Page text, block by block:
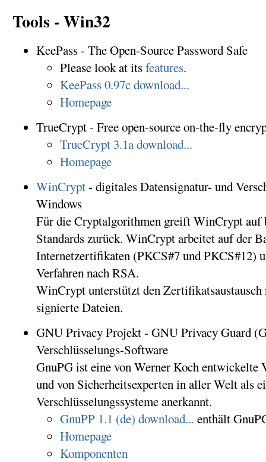
Tools - Win32
KeePass - The Open-Source Password Safe
Please look at itsfeatures.
KeePass 0.97c download...
Homepage
TrueCrypt - Free open-source on-the-fly
TrueCrypt 3.1a download...
Homepage
WinCrypt- digitales Datensignatur- und
Windows
Für die Cryptalgorithmen greift WinCrypt auf
Standards zurück. WinCrypt arbeitet auf der
Internetzertifikaten (PKCS#7 und PKCS#12)
Verfahren nach RSA.
WinCrypt unterstützt den Zertifikatsaustausch
signierte Dateien.
GNU Privacy Projekt - GNU Privacy Guard
Verschlüsselungs-Software
GnuPG ist eine von Werner Koch entwickelte
und von Sicherheitsexperten in aller Welt als
Verschlüsselungssysteme anerkannt.
GnuPP 1.1 (de) download... enthält
Homepage
Komponenten